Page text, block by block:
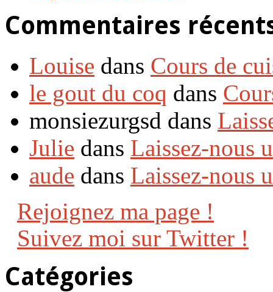
Commentaires
Louise dans Cours de
le gout du coq dans
monsiezurgsd dans
Julie dans Laissez-nous
aude dans Laissez-nous
Rejoignez ma page !
Suivez moi sur Twitter !
Catégories